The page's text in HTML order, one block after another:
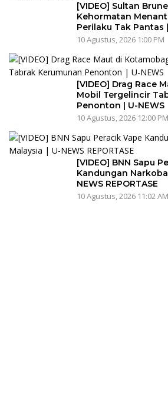
[VIDEO] Sultan
Kehormatan
Perilaku Tak Pantas
10 Agustus, 2026 1:00 PM
[VIDEO] Drag Race
Mobil Tergelincir
Penonton | U-NEWS
10 Agustus, 2026 12:00 PM
[VIDEO] BNN Sapu
Kandungan
NEWS REPORTASE
10 Agustus, 2026 11:02 AM